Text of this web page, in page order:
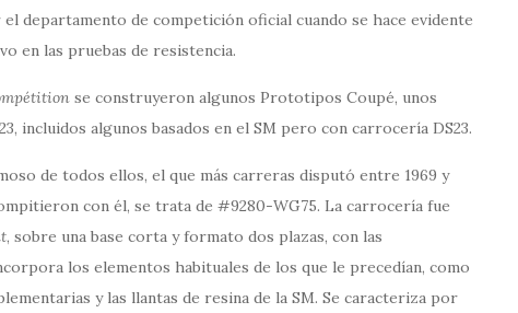
departamento de competición oficial cuando se hace evidente
en las pruebas de resistencia.
se construyeron algunos Prototipos Coupé, unos
incluidos algunos basados en el SM pero con carrocería DS23.
de todos ellos, el que más carreras disputó entre 1969 y
con él, se trata de #9280-WG75. La carrocería fue
, sobre una base corta y formato dos plazas, con las
los elementos habituales de los que le precedían, como
y las llantas de resina de la SM. Se caracteriza por